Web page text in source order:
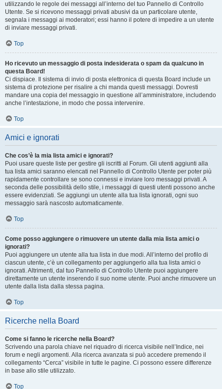
utilizzando le regole dei messaggi all’interno del tuo Pannello di Controllo
Utente. Se si ricevono messaggi privati ​​abusivi da un particolare utente,
segnala i messaggi ai moderatori; essi hanno il potere di impedire a un utente
di inviare messaggi privati​​.
Top
Ho ricevuto un messaggio di posta indesiderata o spam da qualcuno in
questa Board!
Ci dispiace. Il sistema di invio di posta elettronica di questa Board include un
sistema di protezione per risalire a chi manda questi messaggi. Dovresti
mandare una copia del messaggio in questione all’amministratore, includendo
anche l’intestazione, in modo che possa intervenire.
Top
Amici e ignorati
Che cos’è la mia lista amici e ignorati?
Puoi usare queste liste per gestire gli iscritti al Forum. Gli utenti aggiunti alla
tua lista amici saranno elencati nel Pannello di Controllo Utente per poter più
rapidamente controllare se sono connessi e inviare loro messaggi privati. A
seconda delle possibilità dello stile, i messaggi di questi utenti possono anche
essere evidenziati. Se aggiungi un utente alla tua lista ignorati, ogni suo
messaggio sarà nascosto automaticamente.
Top
Come posso aggiungere o rimuovere un utente dalla mia lista amici o
ignorati?
Puoi aggiungere un utente alla tua lista in due modi. All’interno del profilo di
ciascun utente, c’è un collegamento per aggiungerlo alla tua lista amici o
ignorati. Altrimenti, dal tuo Pannello di Controllo Utente puoi aggiungere
direttamente un utente inserendo il suo nome utente. Puoi anche rimuovere un
utente dalla lista dalla stessa pagina.
Top
Ricerche nella Board
Come si fanno le ricerche nella Board?
Scrivendo una parola chiave nel riquadro di ricerca visibile nell’Indice, nei
forum e negli argomenti. Alla ricerca avanzata si può accedere premendo il
collegamento “Cerca” visibile in tutte le pagine. Ci possono essere differenze
in base allo stile utilizzato.
Top